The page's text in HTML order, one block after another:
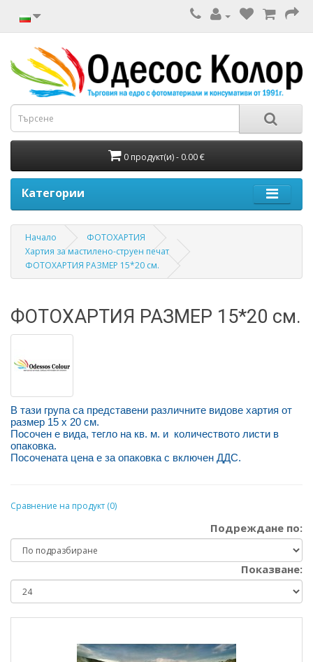
0 продукт(и) - 0.00 €
Категории
Начало
ФОТОХАРТИЯ
Хартия за мастилено-струен печат
ФОТОХАРТИЯ РАЗМЕР 15*20 см.
ФОТОХАРТИЯ РАЗМЕР 15*20 см.
В тази група са представени различните видове хартия от
размер 15 х 20 см.
Посочен е вида, тегло на кв. м. и количеството листи в
опаковка.
Посочената цена е за опаковка с включен ДДС.
Сравнение на продукт (0)
Подреждане по:
Показване: